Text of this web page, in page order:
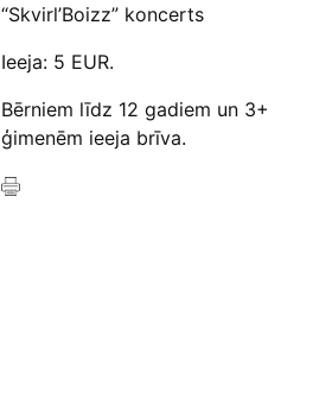
“Skvirl’Boizz” koncerts
Ieeja: 5 EUR.
Bērniem līdz 12 gadiem un 3+
ģimenēm ieeja brīva.